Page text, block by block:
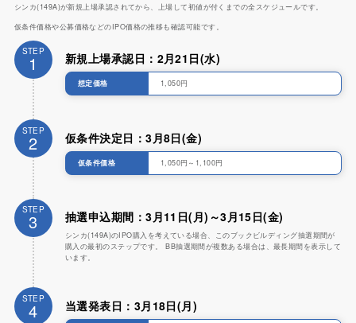
シンカ(149A)が新規上場承認されてから、上場して初値が付くまでの全スケジュールです。
仮条件価格や公募価格などのIPO価格の推移も確認可能です。
STEP
1 新規上場承認日：2月21日(水)
想定価格 1,050円
STEP
2 仮条件決定日：3月8日(金)
仮条件価格 1,050円～1,100円
STEP
3 抽選申込期間：3月11日(月)～3月15日(金)
シンカ(149A)のIPO購入を考えている場合、このブックビルディング抽選期間が
購入の最初のステップです。 BB抽選期間が複数ある場合は、最長期間を表示して
います。
STEP
4 当選発表日：3月18日(月)